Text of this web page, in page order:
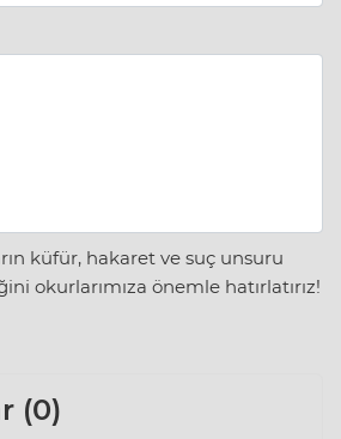
küfür, hakaret ve suç unsuru
okurlarımıza önemle hatırlatırız!
(0)